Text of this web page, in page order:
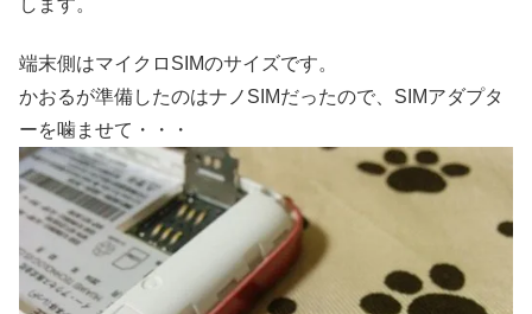
します。
端末側はマイクロSIMのサイズです。
かおるが準備したのはナノSIMだったので、SIMアダプタ
ーを噛ませて・・・